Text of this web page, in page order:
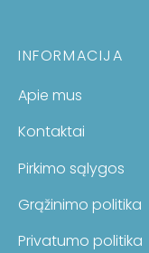
INFORMACIJA
Apie mus
Kontaktai
Pirkimo sąlygos
Grąžinimo politika
Privatumo politika